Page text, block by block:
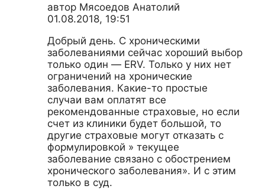
автор Мясоедов Анатолий
01.08.2018, 19:51
Добрый день. С хроническими
заболеваниями сейчас хороший выбор
только один — ERV. Только у них нет
ограничений на хронические
заболевания. Какие-то простые
случаи вам оплатят все
рекомендованные страховые, но если
счет из клиники будет большой, то
другие страховые могут отказать с
формулировкой » текущее
заболевание связано с обострением
хронического заболевания». И с этим
только в суд.